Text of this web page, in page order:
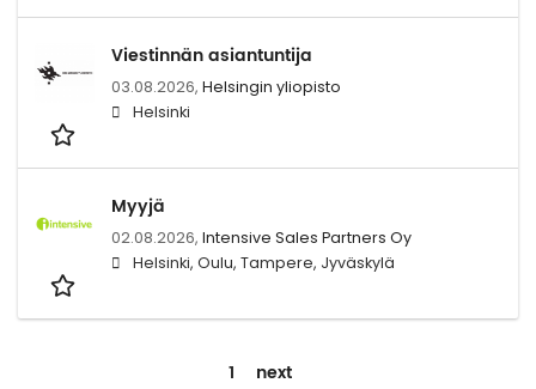
Viestinnän asiantuntija
03.08.2026, Helsingin yliopisto
Helsinki
Myyjä
02.08.2026, Intensive Sales Partners Oy
Helsinki, Oulu, Tampere, Jyväskylä
1 next